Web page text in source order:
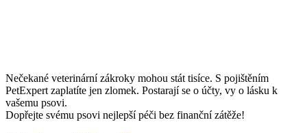
Nečekané veterinární zákroky mohou stát tisíce. S pojištěním
PetExpert zaplatíte jen zlomek. Postarají se o účty, vy o lásku k
vašemu psovi.
Dopřejte svému psovi nejlepší péči bez finanční zátěže!